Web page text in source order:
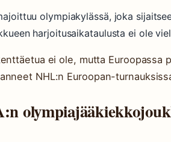
olympiakylässä, joka
harjoitusaikataulusta ei ole
ei ole, mutta Euroopassa
NHL:n Euroopan-